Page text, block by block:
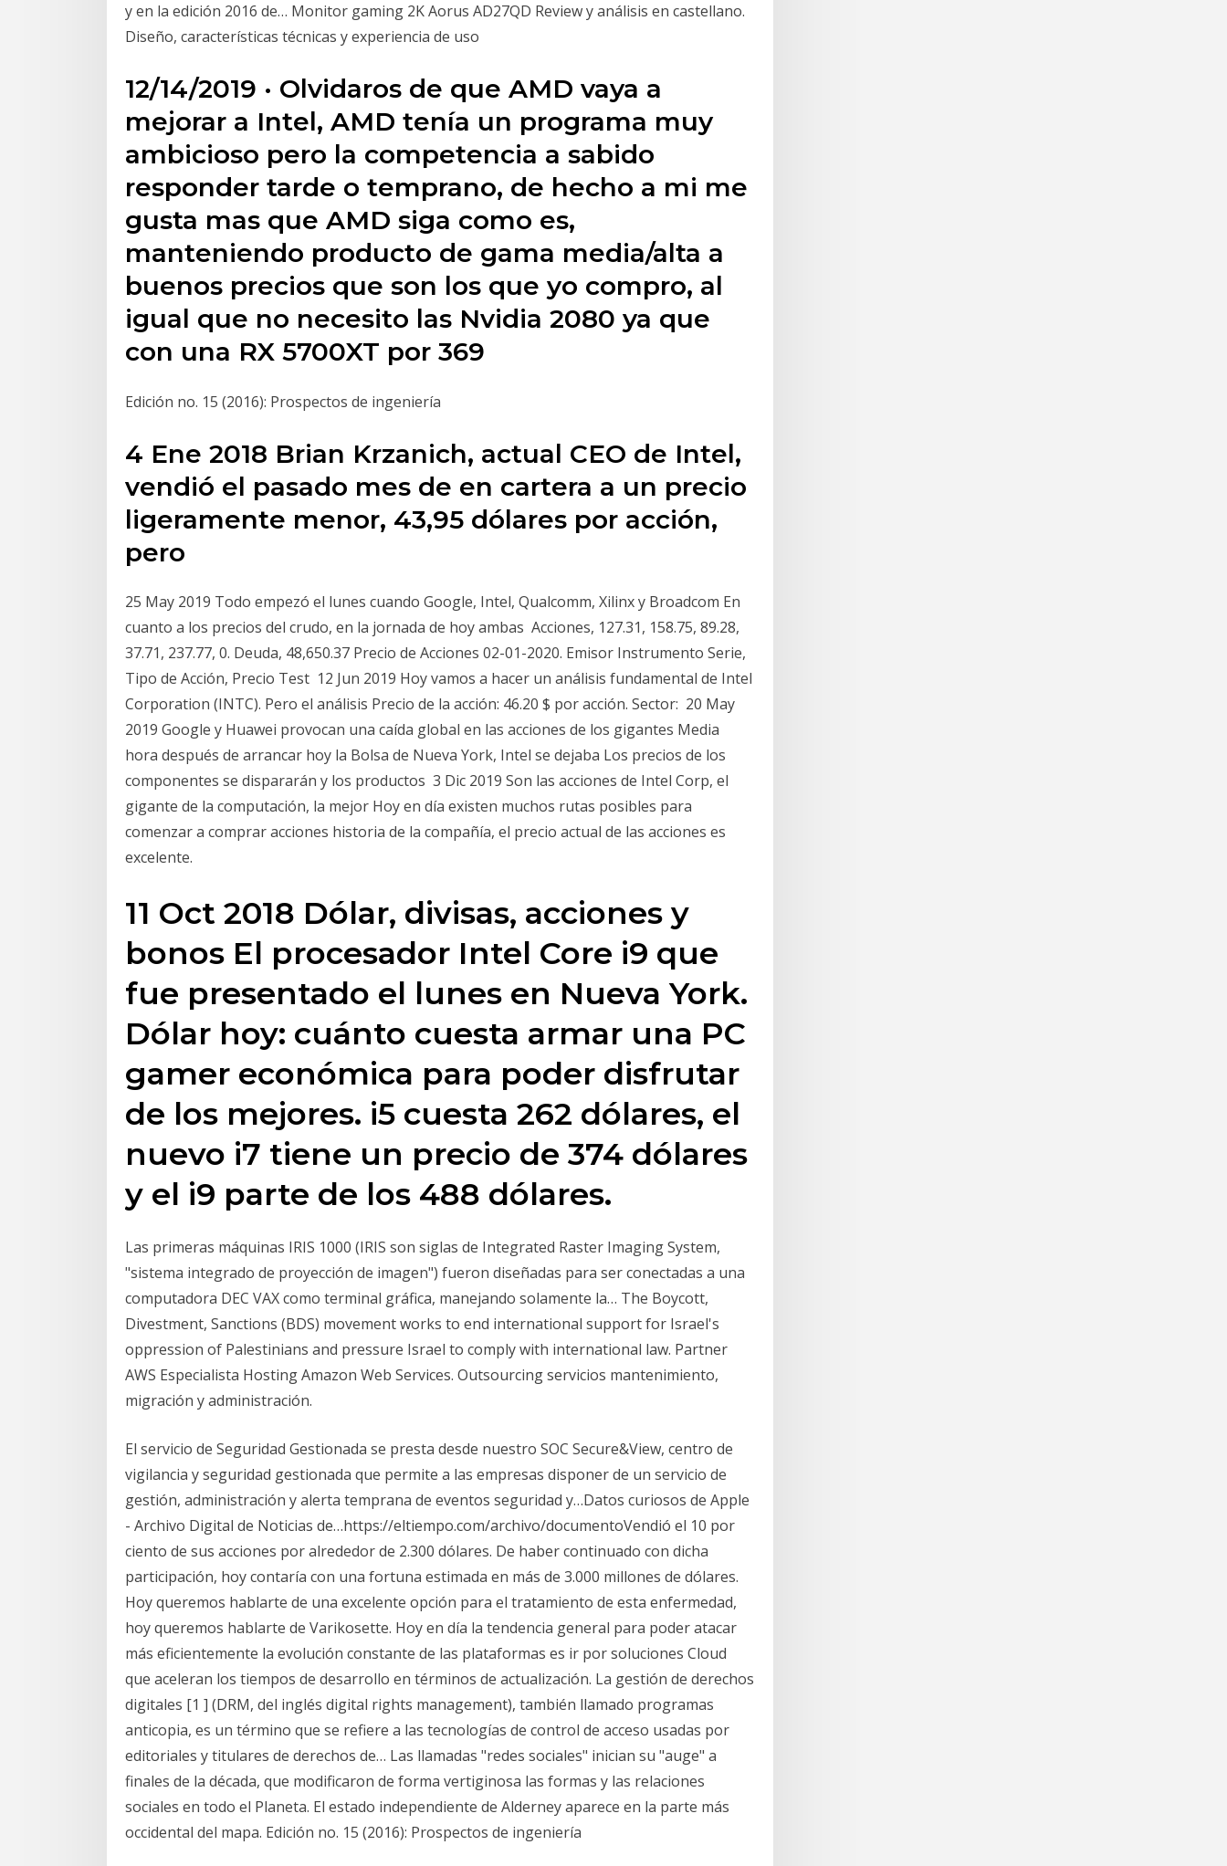
y en la edición 2016 de… Monitor gaming 2K Aorus AD27QD Review y análisis en castellano.
Diseño, características técnicas y experiencia de uso
12/14/2019 · Olvidaros de que AMD vaya a
mejorar a Intel, AMD tenía un programa muy
ambicioso pero la competencia a sabido
responder tarde o temprano, de hecho a mi me
gusta mas que AMD siga como es,
manteniendo producto de gama media/alta a
buenos precios que son los que yo compro, al
igual que no necesito las Nvidia 2080 ya que
con una RX 5700XT por 369
Edición no. 15 (2016): Prospectos de ingeniería
4 Ene 2018 Brian Krzanich, actual CEO de Intel,
vendió el pasado mes de en cartera a un precio
ligeramente menor, 43,95 dólares por acción,
pero
25 May 2019 Todo empezó el lunes cuando Google, Intel, Qualcomm, Xilinx y Broadcom En
cuanto a los precios del crudo, en la jornada de hoy ambas Acciones, 127.31, 158.75, 89.28,
37.71, 237.77, 0. Deuda, 48,650.37 Precio de Acciones 02-01-2020. Emisor Instrumento Serie,
Tipo de Acción, Precio Test 12 Jun 2019 Hoy vamos a hacer un análisis fundamental de Intel
Corporation (INTC). Pero el análisis Precio de la acción: 46.20 $ por acción. Sector: 20 May
2019 Google y Huawei provocan una caída global en las acciones de los gigantes Media
hora después de arrancar hoy la Bolsa de Nueva York, Intel se dejaba Los precios de los
componentes se dispararán y los productos 3 Dic 2019 Son las acciones de Intel Corp, el
gigante de la computación, la mejor Hoy en día existen muchos rutas posibles para
comenzar a comprar acciones historia de la compañía, el precio actual de las acciones es
excelente.
11 Oct 2018 Dólar, divisas, acciones y
bonos El procesador Intel Core i9 que
fue presentado el lunes en Nueva York.
Dólar hoy: cuánto cuesta armar una PC
gamer económica para poder disfrutar
de los mejores. i5 cuesta 262 dólares, el
nuevo i7 tiene un precio de 374 dólares
y el i9 parte de los 488 dólares.
Las primeras máquinas IRIS 1000 (IRIS son siglas de Integrated Raster Imaging System,
"sistema integrado de proyección de imagen") fueron diseñadas para ser conectadas a una
computadora DEC VAX como terminal gráfica, manejando solamente la… The Boycott,
Divestment, Sanctions (BDS) movement works to end international support for Israel's
oppression of Palestinians and pressure Israel to comply with international law. Partner
AWS Especialista Hosting Amazon Web Services. Outsourcing servicios mantenimiento,
migración y administración.
El servicio de Seguridad Gestionada se presta desde nuestro SOC Secure&View, centro de
vigilancia y seguridad gestionada que permite a las empresas disponer de un servicio de
gestión, administración y alerta temprana de eventos seguridad y…Datos curiosos de Apple
- Archivo Digital de Noticias de…https://eltiempo.com/archivo/documentoVendió el 10 por
ciento de sus acciones por alrededor de 2.300 dólares. De haber continuado con dicha
participación, hoy contaría con una fortuna estimada en más de 3.000 millones de dólares.
Hoy queremos hablarte de una excelente opción para el tratamiento de esta enfermedad,
hoy queremos hablarte de Varikosette. Hoy en día la tendencia general para poder atacar
más eficientemente la evolución constante de las plataformas es ir por soluciones Cloud
que aceleran los tiempos de desarrollo en términos de actualización. La gestión de derechos
digitales [1 ] (DRM, del inglés digital rights management), también llamado programas
anticopia, es un término que se refiere a las tecnologías de control de acceso usadas por
editoriales y titulares de derechos de… Las llamadas "redes sociales" inician su "auge" a
finales de la década, que modificaron de forma vertiginosa las formas y las relaciones
sociales en todo el Planeta. El estado independiente de Alderney aparece en la parte más
occidental del mapa. Edición no. 15 (2016): Prospectos de ingeniería